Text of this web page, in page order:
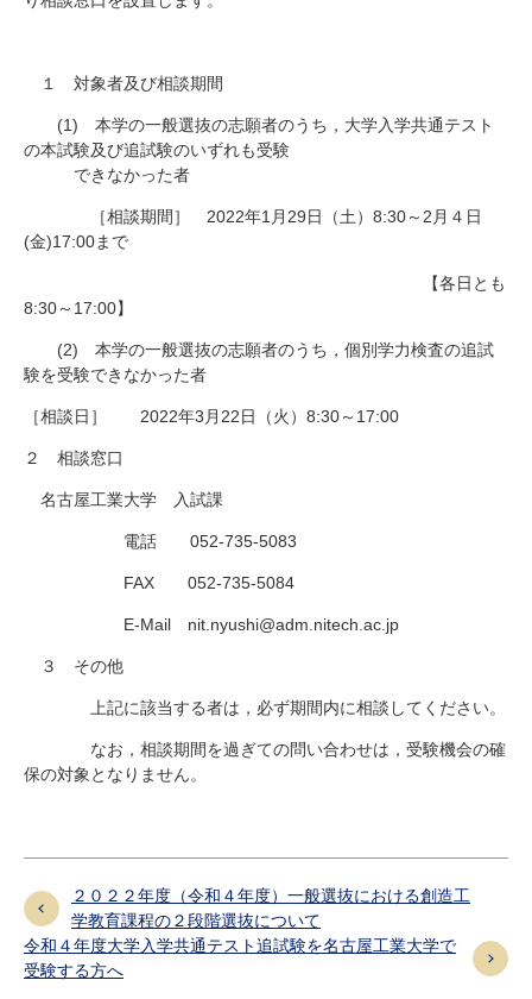
１ 対象者及び相談期間
(1) 本学の一般選抜の志願者のうち，大学入学共通テスト
の本試験及び追試験のいずれも受験
できなかった者
［相談期間］ 2022年1 月 29日（土） 8:30～ 2 月４日
(金)17:00まで
【各日とも
8:30～ 17:00】
(2) 本学の一般選抜の志願者のうち，個別学力検査の追試
験を受験できなかった者
［相談日］ 2022年3 月 22日（火） 8:30～ 17:00
２ 相談窓口
名古屋工業大学 入試課
電話 052-735-5083
FAX 052-735-5084
E-Mail nit.nyushi@adm.nitech.ac.jp
３ その他
上記に該当する者は，必ず期間内に相談してください。
なお，相談期間を過ぎての問い合わせは，受験機会の確
保の対象となりません。
２０２２年度（令和４年度）一般選抜における創造工
学教育課程の２段階選抜について
令和４年度大学入学共通テスト追試験を名古屋工業大学で
受験する方へ